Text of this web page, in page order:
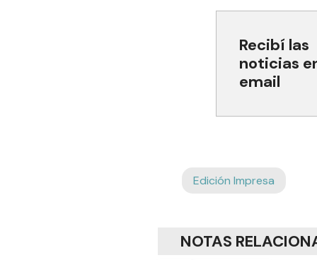
Recibí las
noticias
email
Edición Impresa
NOTAS